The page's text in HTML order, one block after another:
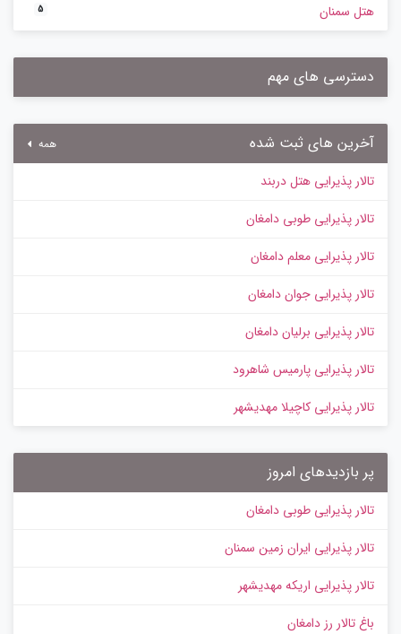
هتل سمنان 5
دسترسی های مهم
آخرین های ثبت شده همه
تالار پذیرایی هتل دربند
تالار پذیرایی طوبی دامغان
تالار پذیرایی معلم دامغان
تالار پذیرایی جوان دامغان
تالار پذیرایی برلیان دامغان
تالار پذیرایی پارمیس شاهرود
تالار پذیرایی کاچیلا مهدیشهر
پر بازدیدهای امروز
تالار پذیرایی طوبی دامغان
تالار پذیرایی ایران زمین سمنان
تالار پذیرایی اریکه مهدیشهر
باغ تالار رز دامغان